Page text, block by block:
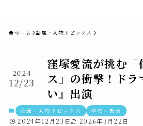
ホーム 話題・人物トピックス
窪塚愛流が挑む「
ス」の衝撃！ドラ
い』出演
2024
12/23
話題・人物トピックス 学校・教育
2024年12月23日 2026年3月22日